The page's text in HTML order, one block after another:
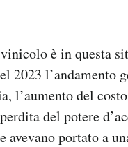
è in questa
2023 l’andamento
l’aumento del
del potere
avevano portato a